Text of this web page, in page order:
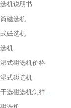
机说明书
磁选机
磁选机
机
式磁选机价格
式磁选机
甘肃矿山用干选磁选机怎样调磁